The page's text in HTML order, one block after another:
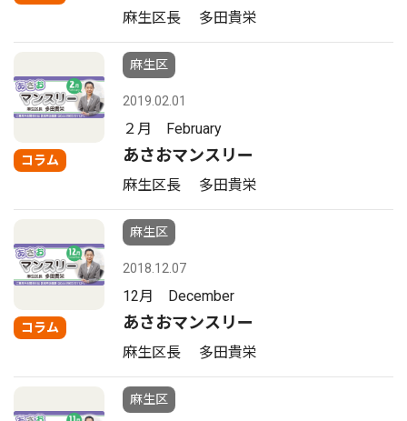
麻生区長 多田貴栄
コラム
麻生区
2019.02.01
２月 February
あさおマンスリー
麻生区長 多田貴栄
コラム
麻生区
2018.12.07
12月 December
あさおマンスリー
麻生区長 多田貴栄
麻生区